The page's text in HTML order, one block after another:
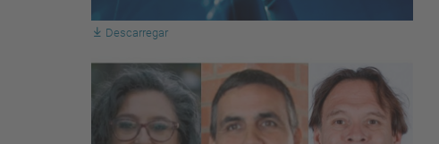
Descarregar